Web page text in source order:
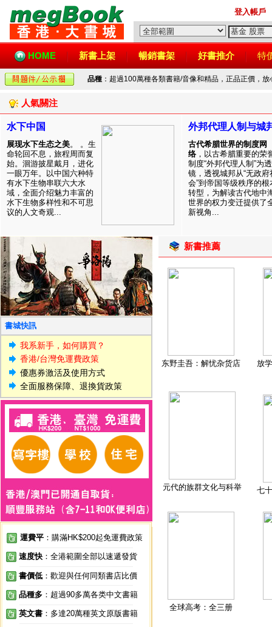
登入帳戶
HOME 新書上架 暢銷書架 好書推介 特
品種 ：超過100萬種各類書籍/音像和精品，正品正價，
人氣關注
水下中国
展现水下生态之美。 。生
命轮回不息，旅程周而复
始。洄游披星戴月，进化
一眼万年。以中国六种特
有水下生物串联六大水
域，全面介绍魅力丰富的
水下生物多样性和不可思
议的人文奇观...
外邦代理人制与城
古代希腊世界的制度网
络 ，以古希腊重要的荣
制度“外邦代理人制”为透
镜，透视城邦从“无政府
会”到帝国等级秩序的根
转型，为解读古代地中
世界的权力变迁提供了
新视角...
書城快訊
我系新手，如何購買？
香港/台灣免運費政策
優惠券激活及使用方式
全面服務保障、退換貨政策
運費平 ：購滿HK$200起免運費政策
速度快 ：全港範圍全部以速遞發貨
書價低 ：歡迎與任何同類書店比價
品種多 ：超過90多萬各类中文書籍
英文書 ：多達20萬種英文原版書籍
新書推薦
东野圭吾：解忧杂货店 放
元代的族群文化与科举 七
全球高考：全三册